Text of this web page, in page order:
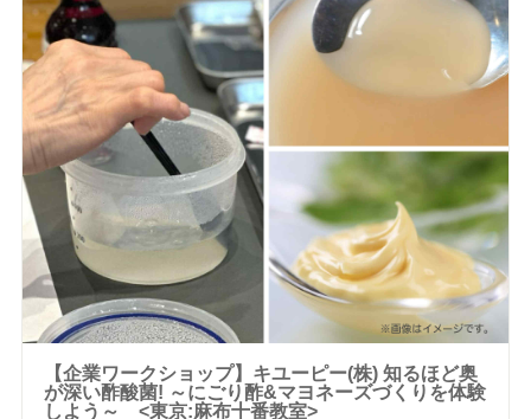
【企業ワークショップ】キユーピー(株) 知るほど奥
が深い酢酸菌! ～にごり酢&マヨネーズづくりを体験
しよう～ <東京:麻布十番教室>